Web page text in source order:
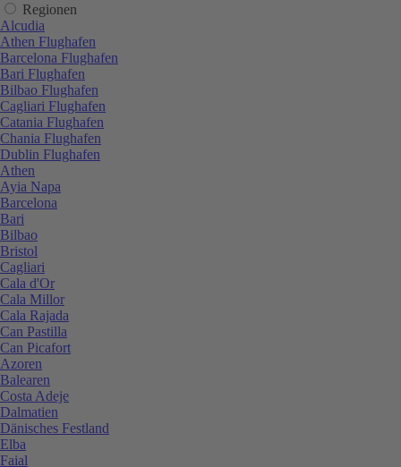
Regionen
Alcudia
Athen Flughafen
Barcelona Flughafen
Bari Flughafen
Bilbao Flughafen
Cagliari Flughafen
Catania Flughafen
Chania Flughafen
Dublin Flughafen
Athen
Ayia Napa
Barcelona
Bari
Bilbao
Bristol
Cagliari
Cala d'Or
Cala Millor
Cala Rajada
Can Pastilla
Can Picafort
Azoren
Balearen
Costa Adeje
Dalmatien
Dänisches Festland
Elba
Faial